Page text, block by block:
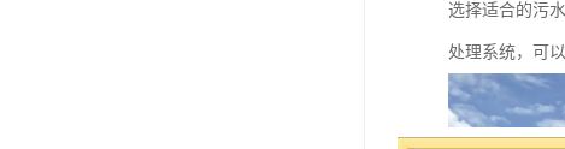
选择适合的污
处理系统，可